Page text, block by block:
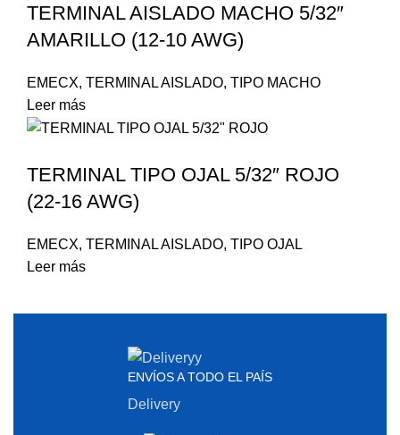
TERMINAL AISLADO MACHO 5/32″
AMARILLO (12-10 AWG)
EMECX, TERMINAL AISLADO, TIPO MACHO
Leer más
TERMINAL TIPO OJAL 5/32″ ROJO
(22-16 AWG)
EMECX, TERMINAL AISLADO, TIPO OJAL
Leer más
ENVÍOS A TODO EL PAÍS
Delivery